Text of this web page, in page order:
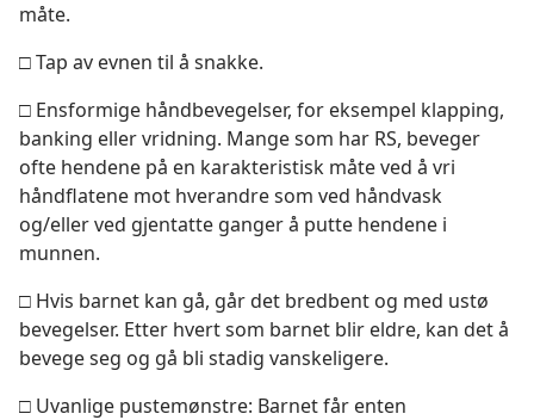
måte.
□ Tap av evnen til å snakke.
□ Ensformige håndbevegelser, for eksempel klapping,
banking eller vridning. Mange som har RS, beveger
ofte hendene på en karakteristisk måte ved å vri
håndflatene mot hverandre som ved håndvask
og/eller ved gjentatte ganger å putte hendene i
munnen.
□ Hvis barnet kan gå, går det bredbent og med ustø
bevegelser. Etter hvert som barnet blir eldre, kan det å
bevege seg og gå bli stadig vanskeligere.
□ Uvanlige pustemønstre: Barnet får enten